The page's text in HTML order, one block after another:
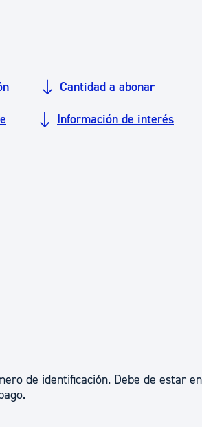
Turismo
Cantidad a abonar
Información de interés
de identificación. Debe de estar